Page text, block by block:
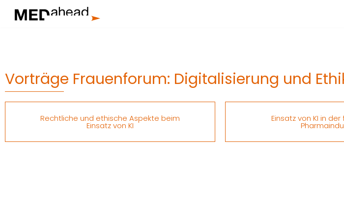
Vorträge Frauenforum: Digitalisierung und
Rechtliche und ethische Aspekte beim
Einsatz von KI
Einsatz von KI in